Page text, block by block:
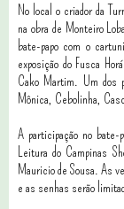
No local o criador da
na obra de Monteiro
bate-papo com o
exposição do Fusca
Cako Martim. Um dos
Mônica, Cebolinha,
A participação no
Leitura do Campinas
Mauricio de Sousa. As
e as senhas serão